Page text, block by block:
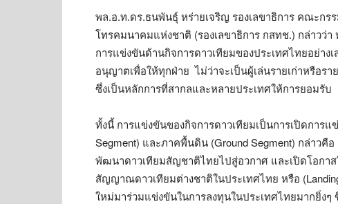
พล.อ.ท.ดร.ธนพันธุ์ หร่ายเจริญ รองเลขาธิการ คณะกร
โทรคมนาคมแห่งชาติ (รองเลขาธิการ กสทช.) กล่าวว่
การแข่งขันด้านกิจการดาวเทียมของประเทศไทยอย่าง
อนุญาตเพื่อให้ทุกฝ่าย ไม่ว่าจะเป็นผู้เล่นรายเก่าหรือร
ซึ่งเป็นหลักการที่สากลและหลายประเทศให้การยอมรับ
ทั้งนี้ การแข่งขันของกิจการดาวเทียมเป็นการเปิดการ
Segment) และภาคพื้นดิน (Ground Segment) กล่าว
พัฒนาดาวเทียมสัญชาติไทยไปสู่อวกาศ และเปิดโอกา
สัญญาณดาวเทียมต่างชาติในประเทศไทย หรือ
ใหม่มาร่วมแข่งขันในการลงทุนในประเทศไทยมากยิ่งๆ